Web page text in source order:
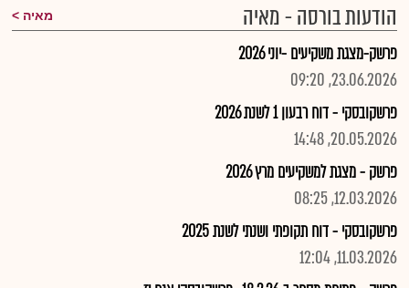
הודעות בורסה - מאיה מאיה
פרשק-מצגת משקיעים -יוני 2026
23.06.2026, 09:20
פרשקובסקי - דוח רבעון 1 לשנת 2026
20.05.2026, 14:48
פרשק - מצגת למשקיעים מרץ 2026
12.03.2026, 08:25
פרשקובסקי - דוח תקופתי ושנתי לשנת 2025
11.03.2026, 12:04